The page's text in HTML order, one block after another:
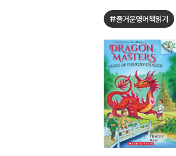
#즐거운영어책읽기